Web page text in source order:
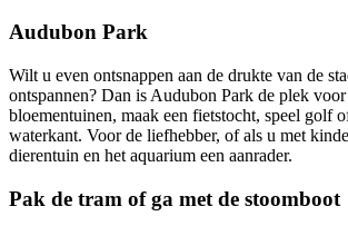
Audubon Park
Wilt u even ontsnappen aan de drukte van de
ontspannen? Dan is Audubon Park de plek
bloementuinen, maak een fietstocht, speel golf
waterkant. Voor de liefhebber, of als u met
dierentuin en het aquarium een aanrader.
Pak de tram of ga met de stoomboot